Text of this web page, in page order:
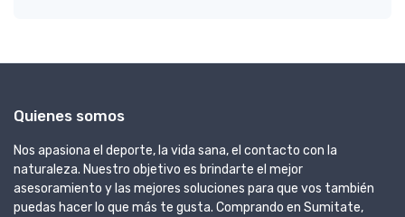
Quienes somos
Nos apasiona el deporte, la vida sana, el contacto con la
naturaleza. Nuestro objetivo es brindarte el mejor
asesoramiento y las mejores soluciones para que vos también
puedas hacer lo que más te gusta. Comprando en Sumitate,